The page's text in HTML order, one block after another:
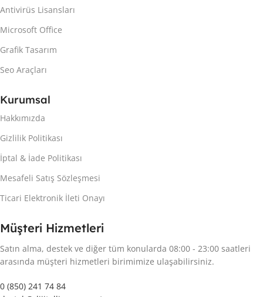
Antivirüs Lisansları
Microsoft Office
Grafik Tasarım
Seo Araçları
Kurumsal
Hakkımızda
Gizlilik Politikası
İptal & İade Politikası
Mesafeli Satış Sözleşmesi
Ticari Elektronik İleti Onayı
Müşteri Hizmetleri
Satın alma, destek ve diğer tüm konularda 08:00 - 23:00 saatleri
arasında müşteri hizmetleri birimimize ulaşabilirsiniz.
0 (850) 241 74 84